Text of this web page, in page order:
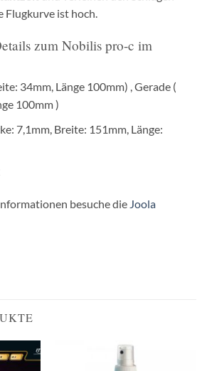
Flugkurve ist hoch.
zum Nobilis pro-c im
34mm, Länge 100mm) , Gerade (
100mm )
7,1mm, Breite: 151mm, Länge:
besuche die Joola